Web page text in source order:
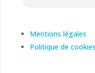
Mentions légales
Politique de cookies